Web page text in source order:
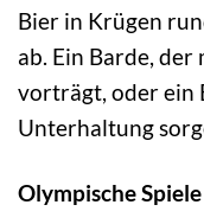
Bier in Krügen
ab. Ein Barde,
vorträgt, oder ein
Unterhaltung
Olympische